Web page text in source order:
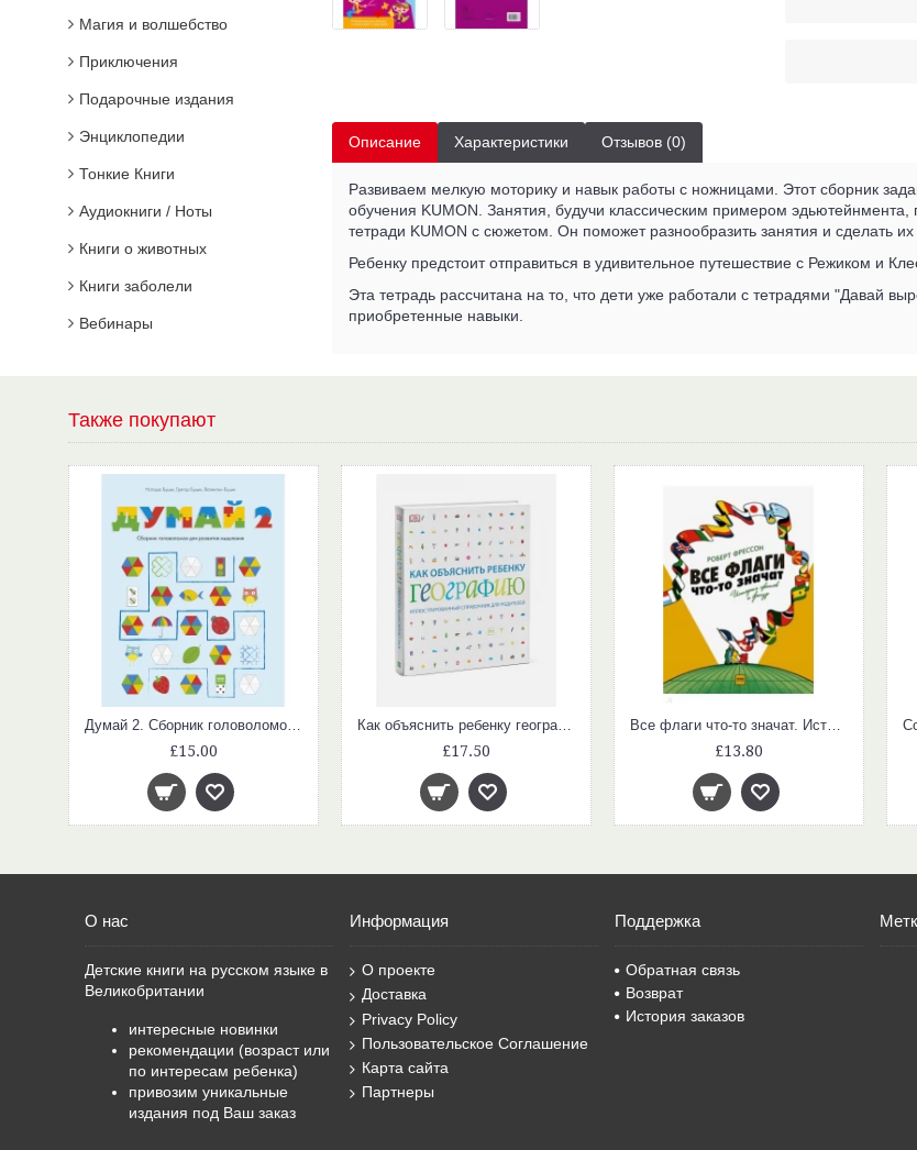
Магия и волшебство
Приключения
Подарочные издания
Энциклопедии
Тонкие Книги
Аудиокниги / Ноты
Книги о животных
Книги заболели
Вебинары
Описание Характеристики Отзывов (0)
Развиваем мелкую моторику и навык работы с ножницами. Этот сборник
обучения KUMON. Занятия, будучи классическим примером
тетради KUMON с сюжетом. Он поможет разнообразить занятия и сделать
Ребенку предстоит отправиться в удивительное путешествие с Режиком и
Эта тетрадь рассчитана на то, что дети уже работали с тетрадями "Давай
приобретенные навыки.
Также покупают
Думай 2. Сборник головоломок для развития мышления
£15.00
Как объяснить ребенку географию. Иллюстрированный справочник для родителей
£17.50
Все флаги что-то значат. История цветов и фигур
£13.80
О нас
Детские книги на русском языке в
Великобритании
интересные новинки
рекомендации (возраст или
по интересам ребенка)
привозим уникальные
издания под Ваш заказ
Информация
О проекте
Доставка
Privacy Policy
Пользовательское Соглашение
Карта сайта
Партнеры
Поддержка
Обратная связь
Возврат
История заказов